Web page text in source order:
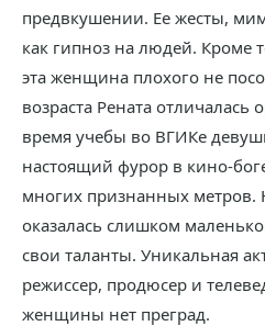
предвкушении. Ее жесты,
как гипноз на людей. Кроме
эта женщина плохого не
возраста Рената
время учебы во ВГИКе
настоящий фурор в кино-
многих признанных метров.
оказалась слишком
свои таланты. Уникальная
режиссер, продюсер и
женщины нет преград.